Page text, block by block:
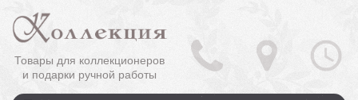
Товары для коллекционеров
и подарки ручной работы